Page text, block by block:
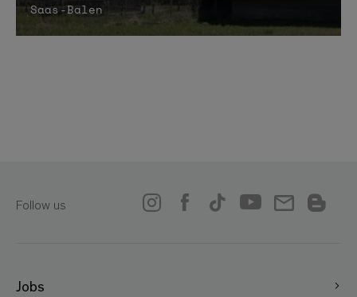
Saas-Balen
Follow us
Jobs